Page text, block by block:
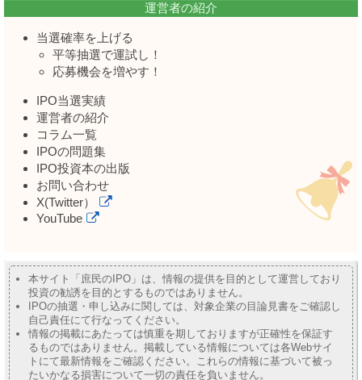
運営者の紹介
当選確率を上げる
平等抽選で運試し！
応募機会を増やす！
IPO当選実績
運営者の紹介
コラム一覧
IPOの問題集
IPO投資本の出版
お問い合わせ
X(Twitter）
YouTube
本サイト「庶民のIPO」は、情報の提供を目的として運営しており
投資の勧誘を目的とするものではありません。
IPOの抽選・申し込みに関しては、対象企業の目論見書をご確認し
自己責任にて行なってください。
情報の掲載にあたっては慎重を期しておりますが正確性を保証す
るものではありません。掲載している情報については各Webサイ
トにて最新情報をご確認ください。これらの情報に基づいて被っ
たいかなる損害について一切の責任を負いません。